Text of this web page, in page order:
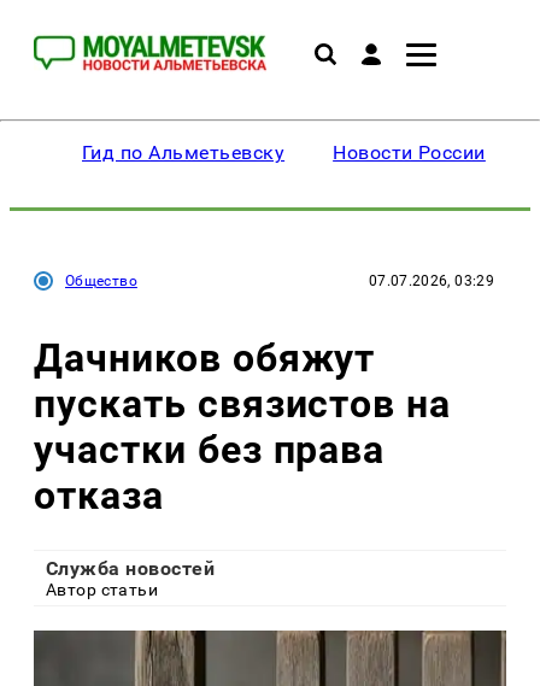
Гид по Альметьевску Новости России
Общество 07.07.2026, 03:29
Дачников обяжут
пускать связистов на
участки без права
отказа
Служба новостей
Автор статьи